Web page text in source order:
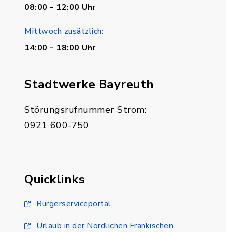
08:00 - 12:00 Uhr
Mittwoch zusätzlich:
14:00 - 18:00 Uhr
Stadtwerke Bayreuth
Störungsrufnummer Strom:
0921 600-750
Quicklinks
Bürgerserviceportal
Urlaub in der Nördlichen Fränkischen